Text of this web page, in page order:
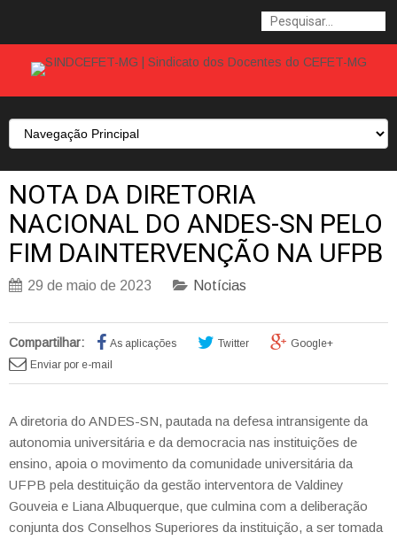
NOTA DA DIRETORIA
NACIONAL DO ANDES-SN PELO
FIM DAINTERVENÇÃO NA UFPB
29 de maio de 2023 Notícias
Compartilhar: As aplicações Twitter
Google+
Enviar por e-mail
A diretoria do ANDES-SN, pautada na defesa intransigente da
autonomia universitária e da democracia nas instituições de
ensino, apoia o movimento da comunidade universitária da
UFPB pela destituição da gestão interventora de Valdiney
Gouveia e Liana Albuquerque, que culmina com a deliberação
conjunta dos Conselhos Superiores da instituição, a ser tomada